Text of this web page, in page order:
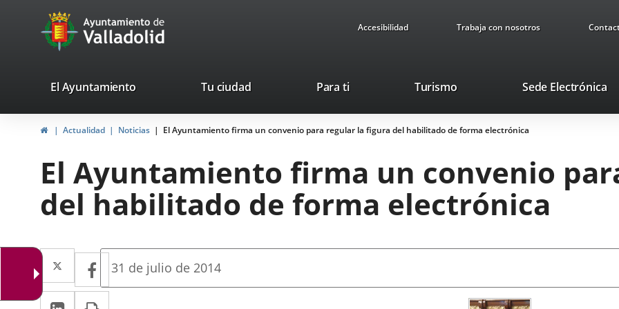
Portal
Web
Ayuntamiento
de
Accesibilidad Trabaja con nosotros
valladolid.es
El Ayuntamiento Tu ciudad Para ti TurismoThis
will
open
pop-
window.
Sede Electrónica
HomeActualidad Noticias El Ayuntamiento firma un convenio para regular la figura del habilitado de forma electrónica
El Ayuntamiento firma un convenio
del habilitado de forma electrónica
Twitter
Enlace
a
Facebook
Enlace
a
Linkedin
Enlace
Fecha
la
31 de julio de 2014